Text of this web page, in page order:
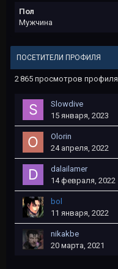
Пол
Мужчина
ПОСЕТИТЕЛИ ПРОФИЛЯ
2 865 просмотров профиля
Slowdive
15 января, 2023
Olorin
24 апреля, 2022
dalailamer
14 февраля, 2022
bol
11 января, 2022
nikakbe
20 марта, 2021